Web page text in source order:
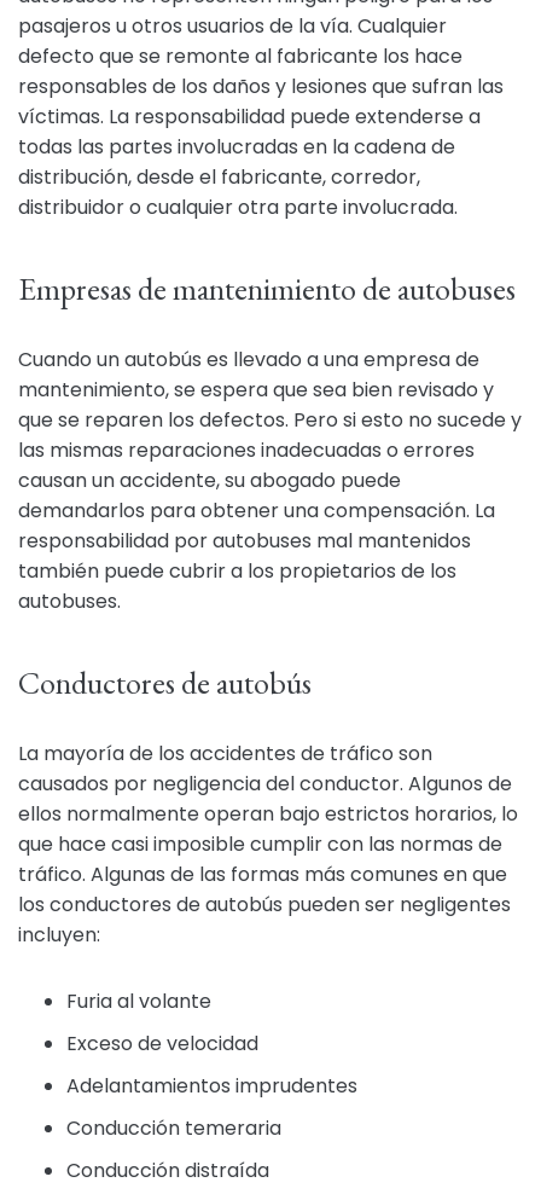
pasajeros u otros usuarios de la vía. Cualquier
defecto que se remonte al fabricante los hace
responsables de los daños y lesiones que sufran las
víctimas. La responsabilidad puede extenderse a
todas las partes involucradas en la cadena de
distribución, desde el fabricante, corredor,
distribuidor o cualquier otra parte involucrada.
Empresas de mantenimiento de autobuses
Cuando un autobús es llevado a una empresa de
mantenimiento, se espera que sea bien revisado y
que se reparen los defectos. Pero si esto no sucede y
las mismas reparaciones inadecuadas o errores
causan un accidente, su abogado puede
demandarlos para obtener una compensación. La
responsabilidad por autobuses mal mantenidos
también puede cubrir a los propietarios de los
autobuses.
Conductores de autobús
La mayoría de los accidentes de tráfico son
causados por negligencia del conductor. Algunos de
ellos normalmente operan bajo estrictos horarios, lo
que hace casi imposible cumplir con las normas de
tráfico. Algunas de las formas más comunes en que
los conductores de autobús pueden ser negligentes
incluyen:
Furia al volante
Exceso de velocidad
Adelantamientos imprudentes
Conducción temeraria
Conducción distraída